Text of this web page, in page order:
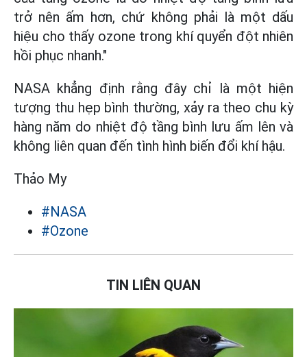
trở nên ấm hơn, chứ không phải là một dấu
hiệu cho thấy ozone trong khí quyển đột nhiên
hồi phục nhanh."
NASA khẳng định rằng đây chỉ là một hiện
tượng thu hẹp bình thường, xảy ra theo chu kỳ
hàng năm do nhiệt độ tầng bình lưu ấm lên và
không liên quan đến tình hình biến đổi khí hậu.
Thảo My
#NASA
#Ozone
TIN LIÊN QUAN